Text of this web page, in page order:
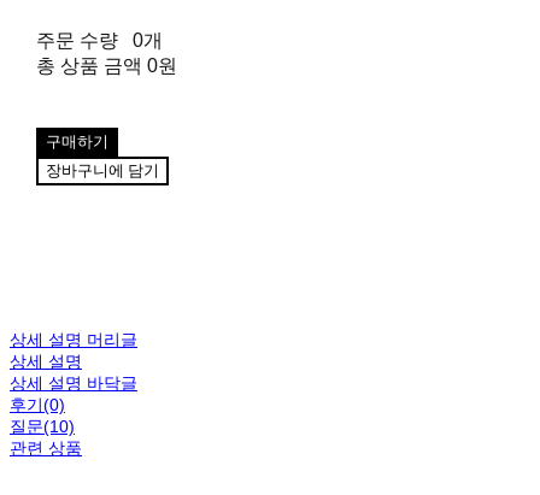
주문 수량
0개
총 상품 금액 0원
구매하기
장바구니에 담기
상세 설명 머리글
상세 설명
상세 설명 바닥글
후기(0)
질문(10)
관련 상품